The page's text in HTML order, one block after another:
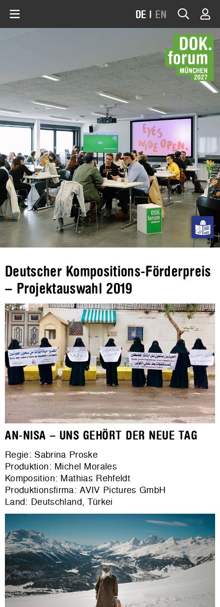
DE | EN
Deutscher Kompositions-Förderpreis
– Projektauswahl 2019
AN-NISA – UNS GEHÖRT DER NEUE TAG
Regie: Sabrina Proske
Produktion: Michel Morales
Komposition: Mathias Rehfeldt
Produktionsfirma: AVIV Pictures GmbH
Land: Deutschland, Türkei